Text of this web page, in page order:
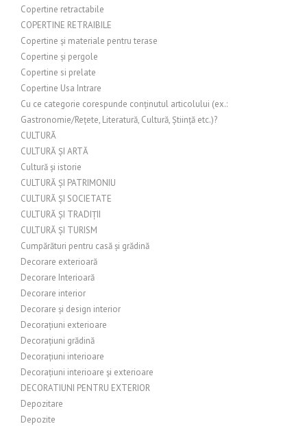
Copertine retractabile
COPERTINE RETRAIBILE
Copertine și materiale pentru terase
Copertine și pergole
Copertine si prelate
Copertine Usa Intrare
Cu ce categorie corespunde conținutul articolului (ex.:
Gastronomie/Rețete, Literatură, Cultură, Știință etc.)?
CULTURĂ
CULTURĂ ȘI ARTĂ
Cultură și istorie
CULTURĂ ȘI PATRIMONIU
CULTURĂ ȘI SOCIETATE
CULTURĂ ȘI TRADIȚII
CULTURĂ ȘI TURISM
Cumpărături pentru casă și grădină
Decorare exterioară
Decorare Interioară
Decorare interior
Decorare și design interior
Decorațiuni exterioare
Decorațiuni grădină
Decorațiuni interioare
Decorațiuni interioare și exterioare
DECORATIUNI PENTRU EXTERIOR
Depozitare
Depozite